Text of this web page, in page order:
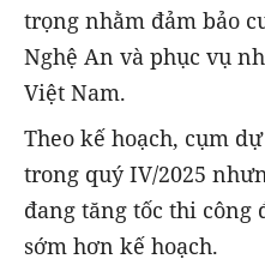
trọng nhằm đảm bảo
Nghệ An và phục vụ
Việt Nam.
Theo kế hoạch, cụm
trong quý IV/2025
đang tăng tốc thi công
sớm hơn kế hoạch.